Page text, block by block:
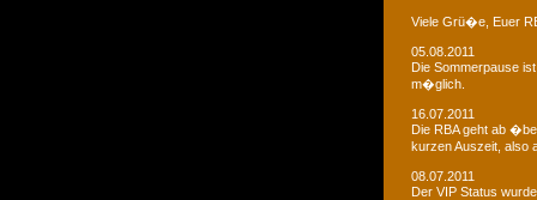
Viele Grü�e, Euer
05.08.2011
Die Sommerpause
m�glich.
16.07.2011
Die RBA geht ab
kurzen Auszeit, also
08.07.2011
Der VIP Status